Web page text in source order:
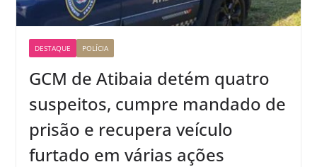
DESTAQUE POLÍCIA
GCM de Atibaia detém quatro
suspeitos, cumpre mandado de
prisão e recupera veículo
furtado em várias ações